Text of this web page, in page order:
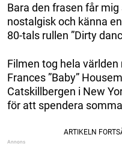
Bara den frasen får
nostalgisk och känna
80-tals rullen ”Dirty
Filmen tog hela
Frances ”Baby”
Catskillbergen i New
för att spendera